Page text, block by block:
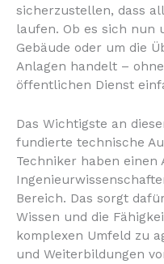
sicherzustellen, dass
laufen. Ob es sich nun
Gebäude oder um die
Anlagen handelt –
öffentlichen Dienst
Das Wichtigste an
fundierte technische
Techniker haben einen
Bereich. Das sorgt
Wissen und die
komplexen Umfeld zu
und Weiterbildungen